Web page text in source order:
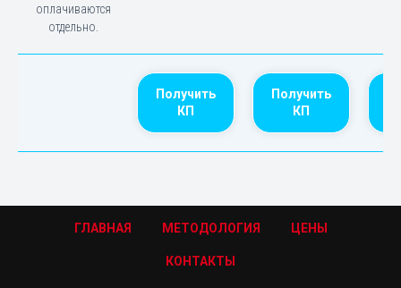
оплачиваются
отдельно.
Получить
КП
Получить
КП
ГЛАВНАЯ МЕТОДОЛОГИЯ ЦЕНЫ
КОНТАКТЫ